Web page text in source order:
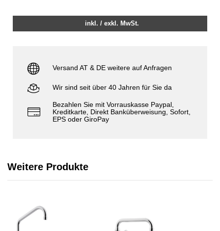
inkl. / exkl. MwSt.
Versand AT & DE weitere auf Anfragen
Wir sind seit über 40 Jahren für Sie da
Bezahlen Sie mit Vorrauskasse Paypal,
Kreditkarte, Direkt Banküberweisung, Sofort,
EPS oder GiroPay
Weitere Produkte